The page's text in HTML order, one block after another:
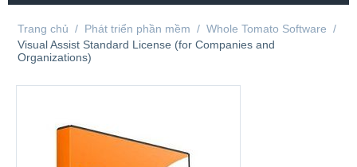
Trang chủ / Phát triển phần mềm / Whole Tomato Software /
Visual Assist Standard License (for Companies and
Organizations)